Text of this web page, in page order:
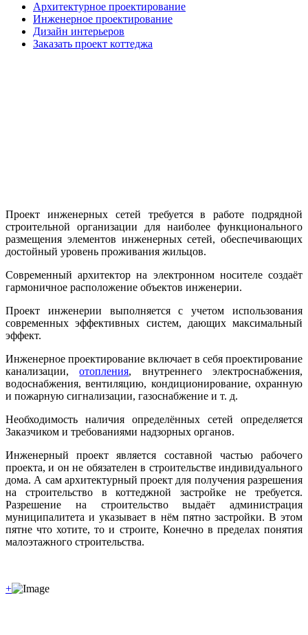
Архитектурное проектирование
Инженерное проектирование
Дизайн интерьеров
Заказать проект коттеджа
Проект инженерных сетей требуется в работе подрядной
строительной организации для наиболее функционального
размещения элементов инженерных сетей, обеспечивающих
достойный уровень проживания жильцов.
Современный архитектор на электронном носителе создаёт
гармоничное расположение объектов инженерии.
Проект инженерии выполняется с учетом использования
современных эффективных систем, дающих максимальный
эффект.
Инженерное проектирование включает в себя проектирование
канализации,отопления, внутреннего электроснабжения,
водоснабжения, вентиляцию, кондиционирование, охранную
и пожарную сигнализации, газоснабжение и т. д.
Необходимость наличия определённых сетей определяется
Заказчиком и требованиями надзорных органов.
Инженерный проект является составной частью рабочего
проекта, и он не обязателен в строительстве индивидуального
дома. А сам архитектурный проект для получения разрешения
на строительство в коттеджной застройке не требуется.
Разрешение на строительство выдаёт администрация
муниципалитета и указывает в нём пятно застройки. В этом
пятне что хотите, то и строите, Конечно в пределах понятия
малоэтажного строительства.
+